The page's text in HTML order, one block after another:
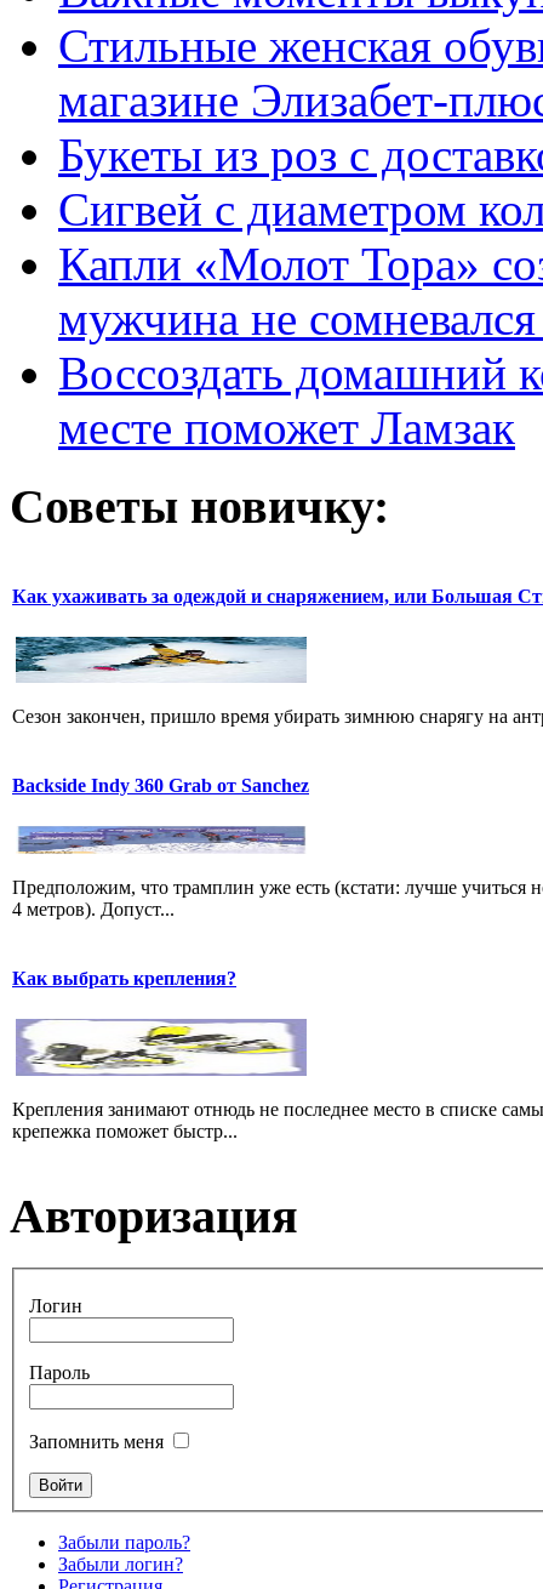
Стильные женская
магазине Элизабет-
Букеты из роз с
Сигвей с диаметром
Капли «Молот Тора»
мужчина не
Воссоздать домашний
месте поможет Ламзак
Советы новичку:
Как ухаживать за одеждой и снаряжением, или Большая
Сезон закончен, пришло время убирать зимнюю снарягу на
Backside Indy 360 Grab от Sanchez
Предположим, что трамплин уже есть (кстати: лучше учиться
4 метров). Допуст...
Как выбрать крепления?
Крепления занимают отнюдь не последнее место в списке
крепежка поможет быстр...
Авторизация
Логин
Пароль
Запомнить меня
Забыли пароль?
Забыли логин?